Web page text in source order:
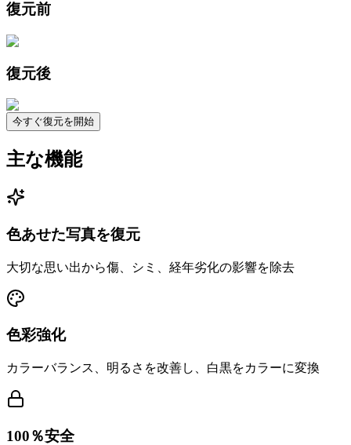
復元前
復元後
今すぐ復元を開始
主な機能
色あせた写真を復元
大切な思い出から傷、シミ、経年劣化の影響を除去
色彩強化
カラーバランス、明るさを改善し、白黒をカラーに変換
100％安全